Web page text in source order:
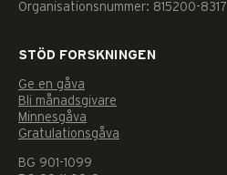
Organisationsnummer: 815200-8317
STÖD FORSKNINGEN
Ge en gåva
Bli månadsgivare
Minnesgåva
Gratulationsgåva
BG 901-1099